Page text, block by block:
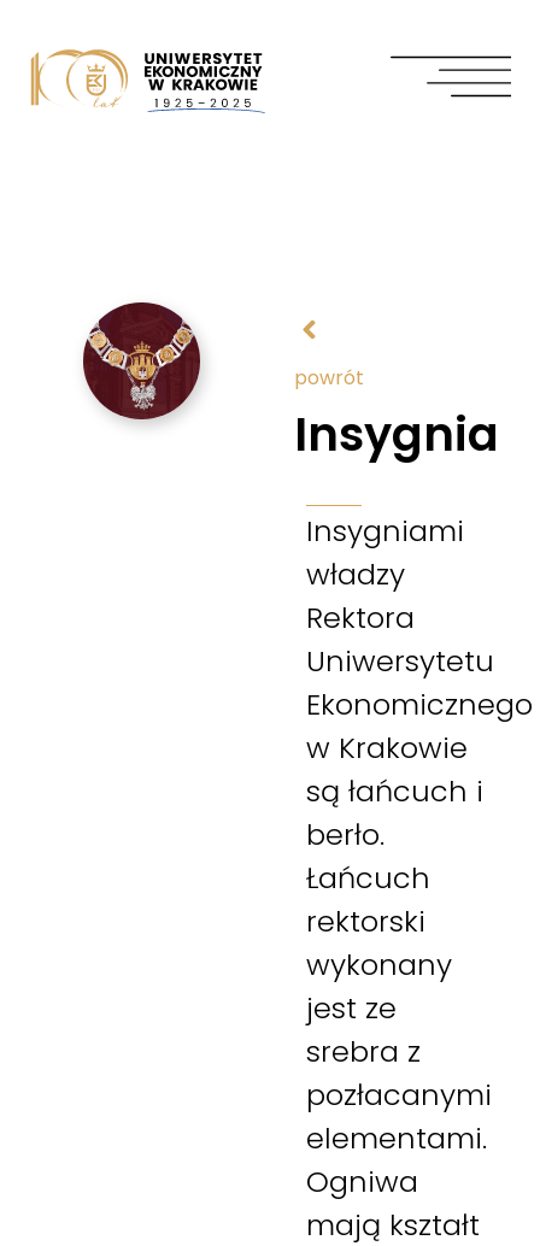
powrót
Insygnia
Insygniami
władzy
Rektora
Uniwersytetu
Ekonomicznego
w Krakowie
są łańcuch i
berło.
Łańcuch
rektorski
wykonany
jest ze
srebra z
pozłacanymi
elementami.
Ogniwa
mają kształt